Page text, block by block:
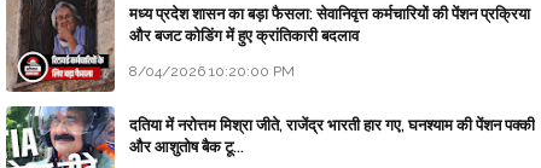
मध्य प्रदेश शासन का बड़ा फैसला: सेवानिवृत्त कर्मचारियों की पेंशन प्रक्रिया
और बजट कोडिंग में हुए क्रांतिकारी बदलाव
8/04/2026 10:20:00 PM
दतिया में नरोत्तम मिश्रा जीते, राजेंद्र भारती हार गए, घनश्याम की पेंशन पक्की
और आशुतोष बैक टू...